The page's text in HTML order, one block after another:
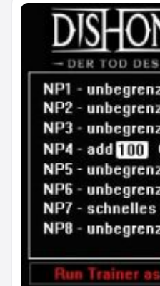
прыжок, режим
способности и китовые
эликсир Соколова,
убийство с одного удара /
телепортацию.